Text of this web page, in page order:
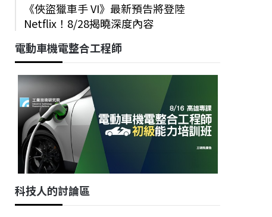
《俠盜獵車手 VI》最新預告將登陸
Netflix！8/28揭曉深度內容
電動車機電整合工程師
科技人的討論區